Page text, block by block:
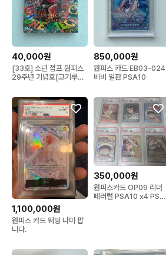
40,000원
[33호] 소년 점프 원피스
29주년 기념호[고기루피
850,000원
원피스 카드 EB03-024
비비 일판 PSA10
1,100,000원
원피스 카드 웨딩 나미 팝
니다.
350,000원
원피스카드 OP09 리더
페러럴 PSA10 x4 PSA